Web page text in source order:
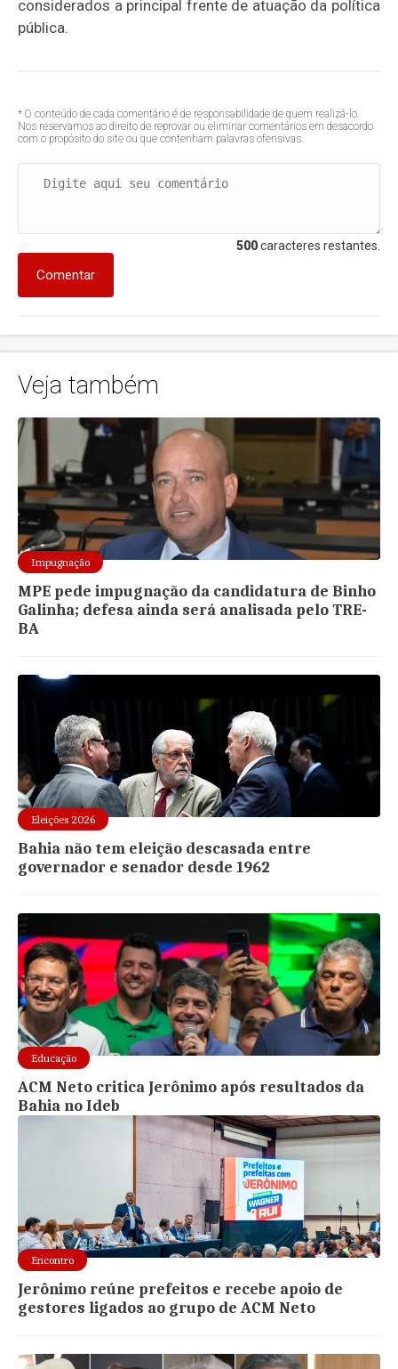
considerados a principal frente de atuação da política
pública.
* O conteúdo de cada comentário é de responsabilidade de quem realizá-lo.
Nos reservamos ao direito de reprovar ou eliminar comentários em desacordo
com o propósito do site ou que contenham palavras ofensivas.
500caracteres restantes.
Comentar
Veja também
Impugnação
MPE pede impugnação da candidatura de Binho
Galinha; defesa ainda será analisada pelo TRE-
BA
Eleições 2026
Bahia não tem eleição descasada entre
governador e senador desde 1962
Educação
ACM Neto critica Jerônimo após resultados da
Bahia no Ideb
Encontro
Jerônimo reúne prefeitos e recebe apoio de
gestores ligados ao grupo de ACM Neto